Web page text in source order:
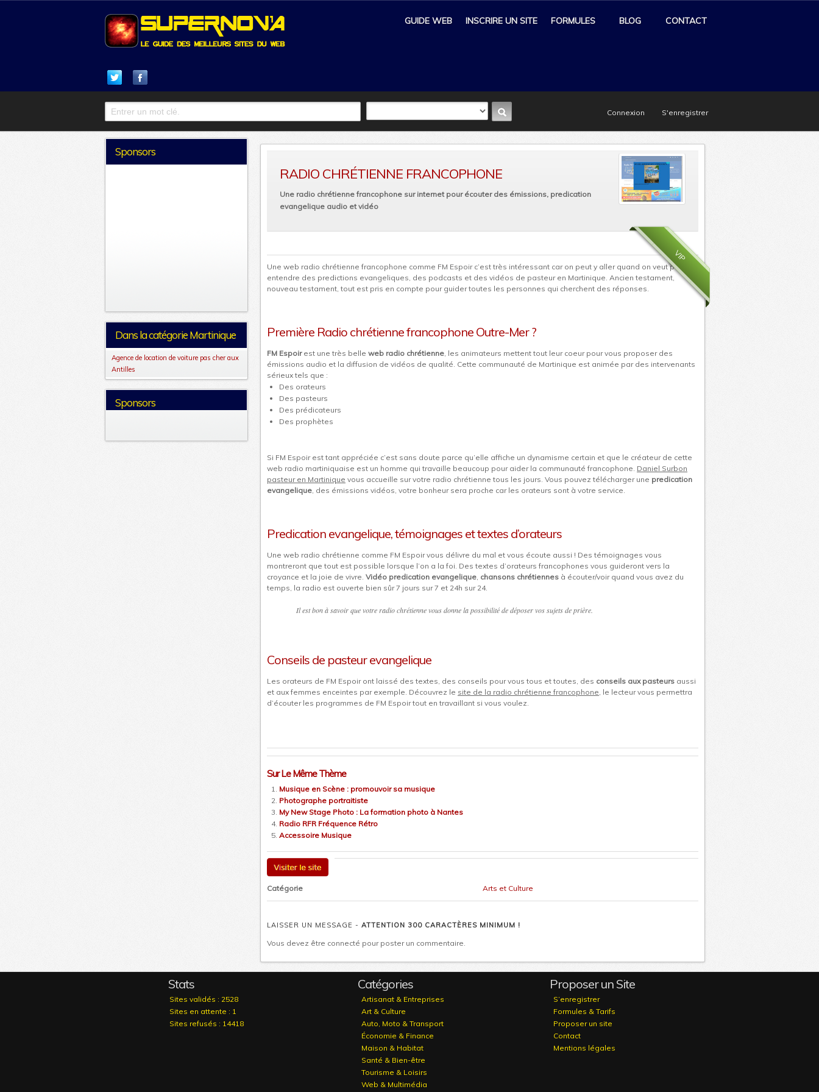
CONTACT
BLOG
FORMULES
INSCRIRE UN SITE
GUIDE WEB
Connexion S'enregistrer
Sponsors
Dans la catégorie Martinique
Agence de location de voiture pas cher aux
Antilles
Sponsors
RADIO CHRÉTIENNE FRANCOPHONE
Une radio chrétienne francophone sur internet pour écouter des émissions, predication
evangelique audio et vidéo
VIP
Une web radio chrétienne francophone comme FM Espoir c’est très intéressant car on peut y aller quand on veut pour
entendre des predictions evangeliques, des podcasts et des vidéos de pasteur en Martinique. Ancien testament,
nouveau testament, tout est pris en compte pour guider toutes les personnes qui cherchent des réponses.
Première Radio chrétienne francophone Outre-Mer ?
FM Espoirest une très belle web radio chrétienne, les animateurs mettent tout leur coeur pour vous proposer des
émissions audio et la diffusion de vidéos de qualité. Cette communauté de Martinique est animée par des intervenants
sérieux tels que :
Des orateurs
Des pasteurs
Des prédicateurs
Des prophètes
Si FM Espoir est tant appréciée c’est sans doute parce qu’elle affiche un dynamisme certain et que le créateur de cette
web radio martiniquaise est un homme qui travaille beaucoup pour aider la communauté francophone. Daniel Surbon
pasteur en Martinique vous accueille sur votre radio chrétienne tous les jours. Vous pouvez télécharger une predication
evangelique, des émissions vidéos, votre bonheur sera proche car les orateurs sont à votre service.
Predication evangelique, témoignages et textes d’orateurs
Une web radio chrétienne comme FM Espoir vous délivre du mal et vous écoute aussi ! Des témoignages vous
montreront que tout est possible lorsque l’on a la foi. Des textes d’orateurs francophones vous guideront vers la
croyance et la joie de vivre. Vidéo predication evangelique, chansons chrétiennes à écouter/voir quand vous avez du
temps, la radio est ouverte bien sûr 7 jours sur 7 et 24h sur 24.
Il est bon à savoir que votre radio chrétienne vous donne la possibilité de déposer vos sujets de prière.
Conseils de pasteur evangelique
Les orateurs de FM Espoir ont laissé des textes, des conseils pour vous tous et toutes, des conseils aux pasteurs aussi
et aux femmes enceintes par exemple. Découvrez le site de la radio chrétienne francophone, le lecteur vous permettra
d’écouter les programmes de FM Espoir tout en travaillant si vous voulez.
Sur Le Même Thème
Musique en Scène : promouvoir sa musique
Photographe portraitiste
My New Stage Photo : La formation photo à Nantes
Radio RFR Fréquence Rétro
Accessoire Musique
Catégorie Arts et Culture
LAISSER UN MESSAGE - ATTENTION 300 CARACTÈRES MINIMUM !
Vous devez être connecté pour poster un commentaire.
Stats
Sites validés : 2528
Sites en attente : 1
Sites refusés : 14418
Catégories
Artisanat & Entreprises
Art & Culture
Auto, Moto & Transport
Économie & Finance
Maison & Habitat
Santé & Bien-être
Tourisme & Loisirs
Web & Multimédia
Proposer un Site
S’enregistrer
Formules & Tarifs
Proposer un site
Contact
Mentions légales